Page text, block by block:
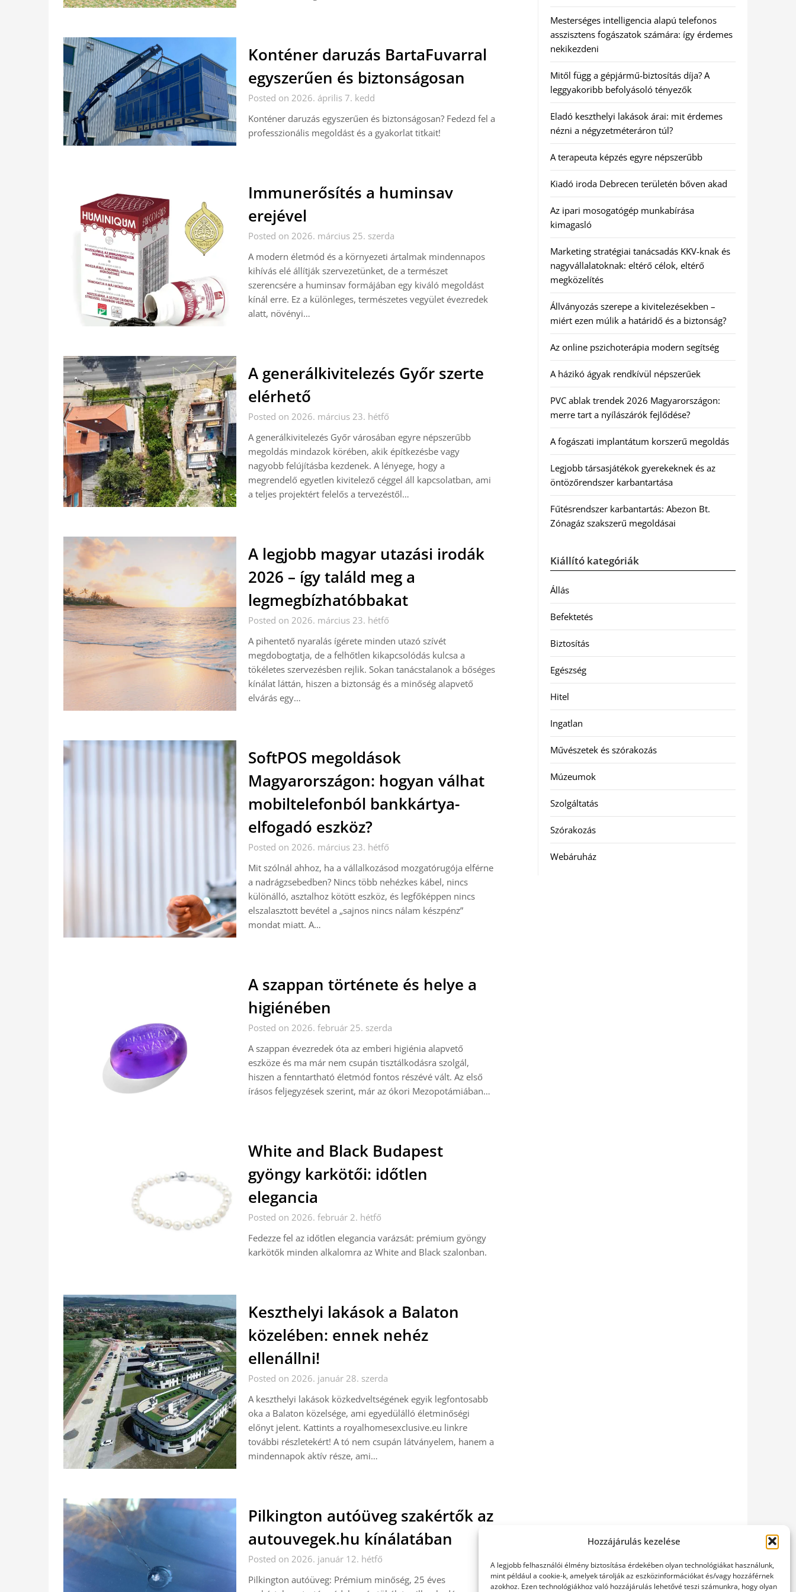
Hozzájárulás kezelése
A legjobb felhasználói élmény biztosítása érdekében olyan technológiákat használunk,
mint például a cookie-k, amelyek tárolják az eszközinformációkat és/vagy hozzáférnek
azokhoz. Ezen technológiákhoz való hozzájárulás lehetővé teszi számunkra, hogy olyan
Konténer daruzás BartaFuvarral
egyszerűen és biztonságosan
Posted on 2026. április 7. kedd
Konténer daruzás egyszerűen és biztonságosan? Fedezd fel a
professzionális megoldást és a gyakorlat titkait!
Immunerősítés a huminsav
erejével
Posted on 2026. március 25. szerda
A modern életmód és a környezeti ártalmak mindennapos
kihívás elé állítják szervezetünket, de a természet
szerencsére a huminsav formájában egy kiváló megoldást
kínál erre. Ez a különleges, természetes vegyület évezredek
alatt, növényi…
A generálkivitelezés Győr szerte
elérhető
Posted on 2026. március 23. hétfő
A generálkivitelezés Győr városában egyre népszerűbb
megoldás mindazok körében, akik építkezésbe vagy
nagyobb felújításba kezdenek. A lényege, hogy a
megrendelő egyetlen kivitelező céggel áll kapcsolatban, ami
a teljes projektért felelős a tervezéstől…
A legjobb magyar utazási irodák
2026 – így találd meg a
legmegbízhatóbbakat
Posted on 2026. március 23. hétfő
A pihentető nyaralás ígérete minden utazó szívét
megdobogtatja, de a felhőtlen kikapcsolódás kulcsa a
tökéletes szervezésben rejlik. Sokan tanácstalanok a bőséges
kínálat láttán, hiszen a biztonság és a minőség alapvető
elvárás egy…
SoftPOS megoldások
Magyarországon: hogyan válhat
mobiltelefonból bankkártya-
elfogadó eszköz?
Posted on 2026. március 23. hétfő
Mit szólnál ahhoz, ha a vállalkozásod mozgatórugója elférne
a nadrágzsebedben? Nincs több nehézkes kábel, nincs
különálló, asztalhoz kötött eszköz, és legfőképpen nincs
elszalasztott bevétel a „sajnos nincs nálam készpénz”
mondat miatt. A…
A szappan története és helye a
higiénében
Posted on 2026. február 25. szerda
A szappan évezredek óta az emberi higiénia alapvető
eszköze és ma már nem csupán tisztálkodásra szolgál,
hiszen a fenntartható életmód fontos részévé vált. Az első
írásos feljegyzések szerint, már az ókori Mezopotámiában…
White and Black Budapest
gyöngy karkötői: időtlen
elegancia
Posted on 2026. február 2. hétfő
Fedezze fel az időtlen elegancia varázsát: prémium gyöngy
karkötők minden alkalomra az White and Black szalonban.
Keszthelyi lakások a Balaton
közelében: ennek nehéz
ellenállni!
Posted on 2026. január 28. szerda
A keszthelyi lakások közkedveltségének egyik legfontosabb
oka a Balaton közelsége, ami egyedülálló életminőségi
előnyt jelent. Kattints a royalhomesexclusive.eu linkre
további részletekért! A tó nem csupán látványelem, hanem a
mindennapok aktív része, ami…
Pilkington autóüveg szakértők az
autouvegek.hu kínálatában
Posted on 2026. január 12. hétfő
Pilkington autóüveg: Prémium minőség, 25 éves
Mesterséges intelligencia alapú telefonos
asszisztens fogászatok számára: így érdemes
nekikezdeni
Mitől függ a gépjármű-biztosítás díja? A
leggyakoribb befolyásoló tényezők
Eladó keszthelyi lakások árai: mit érdemes
nézni a négyzetméteráron túl?
A terapeuta képzés egyre népszerűbb
Kiadó iroda Debrecen területén bőven akad
Az ipari mosogatógép munkabírása
kimagasló
Marketing stratégiai tanácsadás KKV-knak és
nagyvállalatoknak: eltérő célok, eltérő
megközelítés
Állványozás szerepe a kivitelezésekben –
miért ezen múlik a határidő és a biztonság?
Az online pszichoterápia modern segítség
A házikó ágyak rendkívül népszerűek
PVC ablak trendek 2026 Magyarországon:
merre tart a nyílászárók fejlődése?
A fogászati implantátum korszerű megoldás
Legjobb társasjátékok gyerekeknek és az
öntözőrendszer karbantartása
Fűtésrendszer karbantartás: Abezon Bt.
Zónagáz szakszerű megoldásai
Kiállító kategóriák
Állás
Befektetés
Biztosítás
Egészség
Hitel
Ingatlan
Művészetek és szórakozás
Múzeumok
Szolgáltatás
Szórakozás
Webáruház